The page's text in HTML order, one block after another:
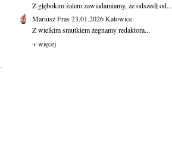
Z głębokim żalem zawiadamiamy, że odszedł od...
Mariusz Fras23.01.2026Katowice
Z wielkim smutkiem żegnamy redaktora...
+ więcej